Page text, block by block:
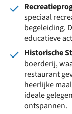
speciaal
begeleiding.
educatieve
Historische
boerderij,
restaurant
heerlijke
ideale
ontspannen.